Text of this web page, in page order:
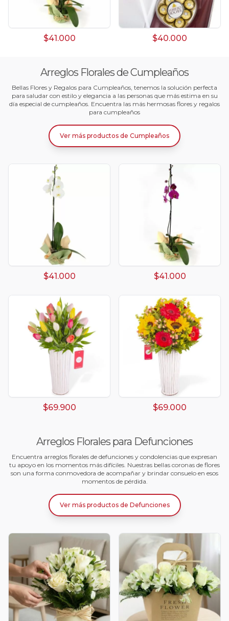
$41.000 $40.000
Arreglos Florales de Cumpleaños
Bellas Flores y Regalos para Cumpleaños, tenemos la solución perfecta
para saludar con estilo y elegancia a las personas que más estima en su
día especial de cumpleaños. Encuentra las más hermosas flores y regalos
para cumpleaños
Ver más productos de Cumpleaños
$41.000 $41.000
$69.900 $69.000
Arreglos Florales para Defunciones
Encuentra arreglos florales de defunciones y condolencias que expresan
tu apoyo en los momentos más difíciles. Nuestras bellas coronas de flores
son una forma conmovedora de acompañar y brindar consuelo en esos
momentos de pérdida.
Ver más productos de Defunciones